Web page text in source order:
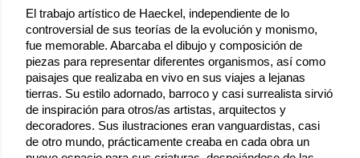
El trabajo artístico de Haeckel, independiente de lo
controversial de sus teorías de la evolución y monismo,
fue memorable. Abarcaba el dibujo y composición de
piezas para representar diferentes organismos, así como
paisajes que realizaba en vivo en sus viajes a lejanas
tierras. Su estilo adornado, barroco y casi surrealista sirvió
de inspiración para otros/as artistas, arquitectos y
decoradores. Sus ilustraciones eran vanguardistas, casi
de otro mundo, prácticamente creaba en cada obra un